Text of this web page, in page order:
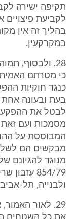
תקיפה ישירה
לקביעת
בהליך זה אין
במקרקעין.
28. ולבסוף,
כי מטרתם
כנגד חוקיות
בעת ובעונה
לבטל את
מסמכות ועם זאת
המבוססת על
מבקשים הם
854/79
ולבנייה, תל-אביב-יפו
29. לאור